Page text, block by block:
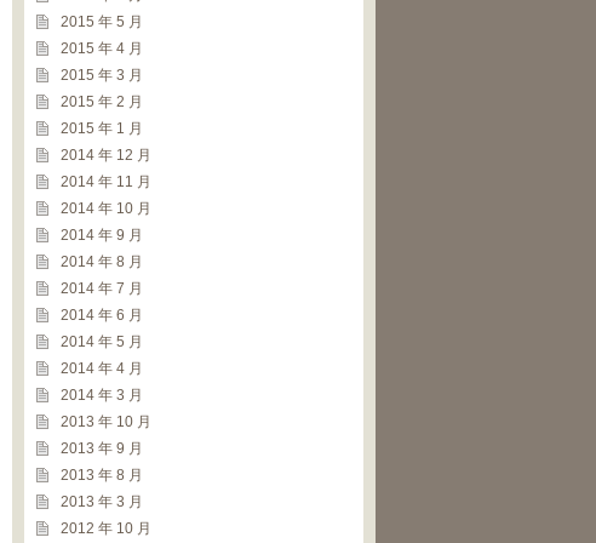
2015 年 5 月
2015 年 4 月
2015 年 3 月
2015 年 2 月
2015 年 1 月
2014 年 12 月
2014 年 11 月
2014 年 10 月
2014 年 9 月
2014 年 8 月
2014 年 7 月
2014 年 6 月
2014 年 5 月
2014 年 4 月
2014 年 3 月
2013 年 10 月
2013 年 9 月
2013 年 8 月
2013 年 3 月
2012 年 10 月